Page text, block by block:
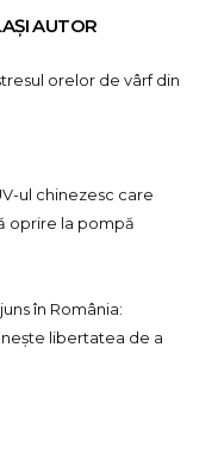
AUTOR
orelor de vârf din
ul chinezesc care
oprire la pompă
în România:
libertatea de a